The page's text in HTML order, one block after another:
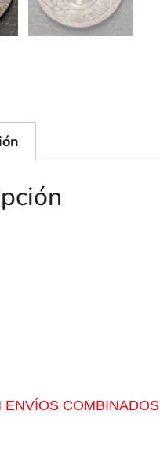
ENVÍOS COMBINADOS